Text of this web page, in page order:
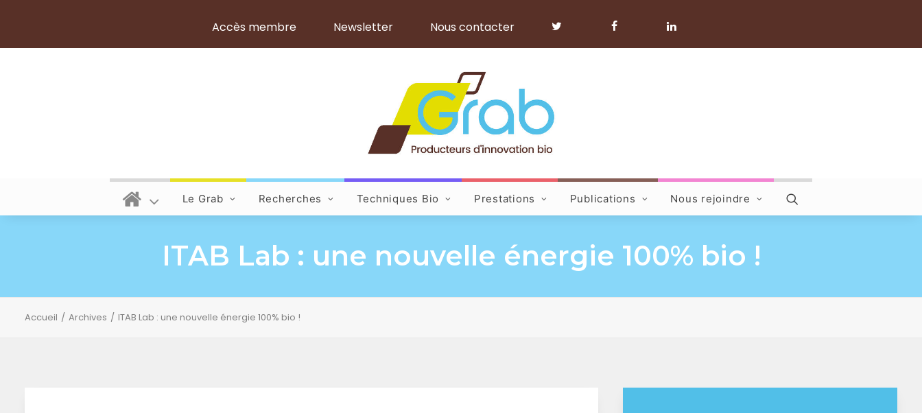
Accès membre Newsletter Nous contacter
Le Grab Recherches Techniques Bio Prestations Publications Nous rejoindre
ITAB Lab : une nouvelle énergie 100% bio !
Accueil Archives ITAB Lab : une nouvelle énergie 100% bio !